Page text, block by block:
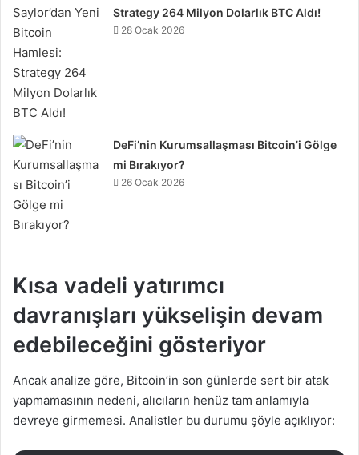
Strategy 264 Milyon Dolarlık BTC Aldı!
28 Ocak 2026
DeFi’nin Kurumsallaşması Bitcoin’i Gölge
mi Bırakıyor?
26 Ocak 2026
Kısa vadeli yatırımcı
davranışları yükselişin devam
edebileceğini gösteriyor
Ancak analize göre, Bitcoin’in son günlerde sert bir atak
yapmamasının nedeni, alıcıların henüz tam anlamıyla
devreye girmemesi. Analistler bu durumu şöyle açıklıyor: